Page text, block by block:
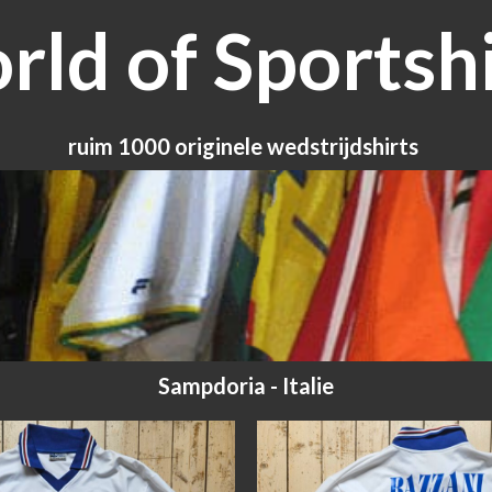
of
ruim 1000 originele wedstrijdshirts
Sampdoria - Italie